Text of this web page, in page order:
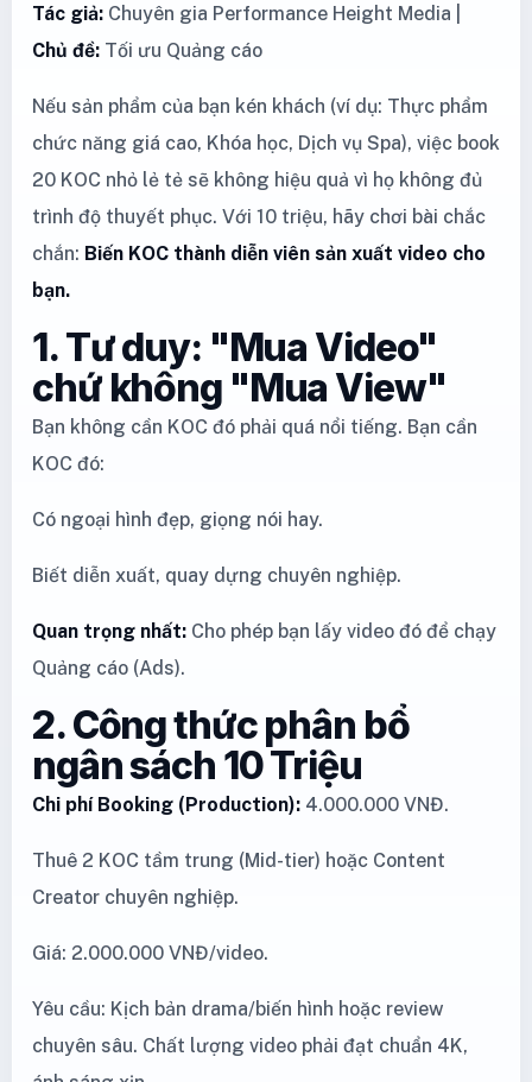
Tác giả: Chuyên gia Performance Height Media |
Chủ đề: Tối ưu Quảng cáo
Nếu sản phẩm của bạn kén khách (ví dụ: Thực phẩm
chức năng giá cao, Khóa học, Dịch vụ Spa), việc book
20 KOC nhỏ lẻ tẻ sẽ không hiệu quả vì họ không đủ
trình độ thuyết phục. Với 10 triệu, hãy chơi bài chắc
chắn: Biến KOC thành diễn viên sản xuất video cho
bạn.
1. Tư duy: "Mua Video"
chứ không "Mua View"
Bạn không cần KOC đó phải quá nổi tiếng. Bạn cần
KOC đó:
Có ngoại hình đẹp, giọng nói hay.
Biết diễn xuất, quay dựng chuyên nghiệp.
Quan trọng nhất: Cho phép bạn lấy video đó để chạy
Quảng cáo (Ads).
2. Công thức phân bổ
ngân sách 10 Triệu
Chi phí Booking (Production): 4.000.000 VNĐ.
Thuê 2 KOC tầm trung (Mid-tier) hoặc Content
Creator chuyên nghiệp.
Giá: 2.000.000 VNĐ/video.
Yêu cầu: Kịch bản drama/biến hình hoặc review
chuyên sâu. Chất lượng video phải đạt chuẩn 4K,